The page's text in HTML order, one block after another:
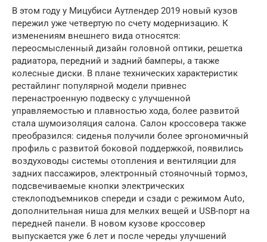
В этом году у Мицубиси Аутлендер 2019 новый кузов
пережил уже четвертую по счету модернизацию. К
изменениям внешнего вида относятся:
переосмысленный дизайн головной оптики, решетка
радиатора, передний и задний бамперы, а также
колесные диски. В плане технических характеристик
рестайлинг популярной модели привнес
перенастроенную подвеску с улучшенной
управляемостью и плавностью хода, более развитой
стала шумоизоляция салона. Салон кроссовера также
преобразился: сиденья получили более эргономичный
профиль с развитой боковой поддержкой, появились
воздуховоды системы отопления и вентиляции для
задних пассажиров, электронный стояночный тормоз,
подсвечиваемые кнопки электрических
стеклоподъемников спереди и сзади с режимом Auto,
дополнительная ниша для мелких вещей и USB-порт на
передней панели. В новом кузове кроссовер
выпускается уже 6 лет и после череды улучшений